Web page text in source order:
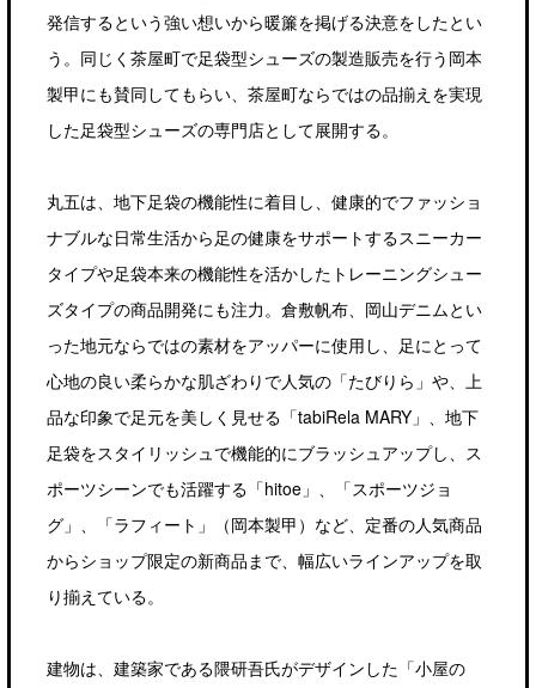
発信するという強い想いから暖簾を掲げる決意をしたとい
う。同じく茶屋町で足袋型シューズの製造販売を行う岡本
製甲にも賛同してもらい、茶屋町ならではの品揃えを実現
した足袋型シューズの専門店として展開する。
丸五は、地下足袋の機能性に着目し、健康的でファッショ
ナブルな日常生活から足の健康をサポートするスニーカー
タイプや足袋本来の機能性を活かしたトレーニングシュー
ズタイプの商品開発にも注力。倉敷帆布、岡山デニムとい
った地元ならではの素材をアッパーに使用し、足にとって
心地の良い柔らかな肌ざわりで人気の「たびりら」や、上
品な印象で足元を美しく見せる「tabiRela MARY」、地下
足袋をスタイリッシュで機能的にブラッシュアップし、ス
ポーツシーンでも活躍する「hitoe」、「スポーツジョ
グ」、「ラフィート」（岡本製甲）など、定番の人気商品
からショップ限定の新商品まで、幅広いラインアップを取
り揃えている。
建物は、建築家である隈研吾氏がデザインした「小屋の